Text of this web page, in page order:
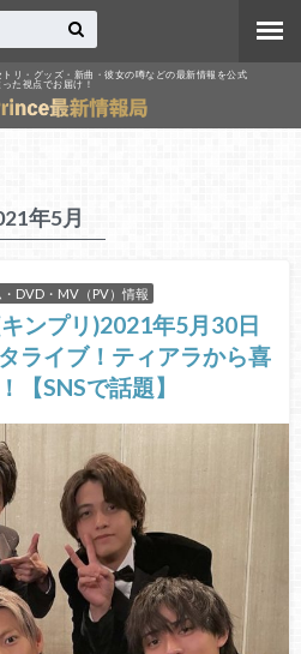
リ・グッズ・新曲・彼女の噂などの最新情報を公式
た視点でお届け！
年5月
DVD・MV（PV）情報
ンプリ)2021年5月30日
ライブ！ティアラから喜
【SNSで話題】